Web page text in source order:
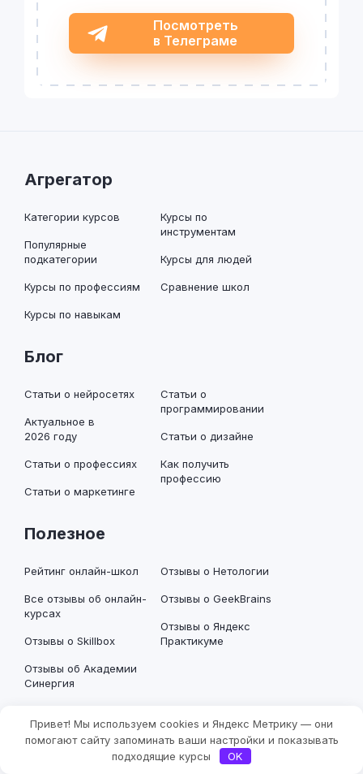
Посмотреть
в Телеграме
Агрегатор
Категории курсов
Популярные
подкатегории
Курсы по профессиям
Курсы по навыкам
Курсы по
инструментам
Курсы для людей
Сравнение школ
Блог
Статьи о нейросетях
Актуальное в
2026 году
Статьи о профессиях
Статьи о маркетинге
Статьи о
программировании
Статьи о дизайне
Как получить
профессию
Полезное
Рейтинг онлайн-школ
Все отзывы об онлайн-
курсах
Отзывы о Skillbox
Отзывы об Академии
Синергия
Отзывы о Нетологии
Отзывы о GeekBrains
Отзывы о Яндекс
Практикуме
Информация
Эксперты и авторы
СМИ и премии о
Привет! Мы используем cookies и Яндекс Метрику — они
помогают сайту запоминать ваши настройки и показывать
подходящие курсы
OK
Фильтры